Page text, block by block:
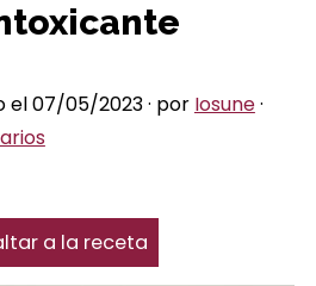
el 07/05/2023 · por Iosune·
a la receta